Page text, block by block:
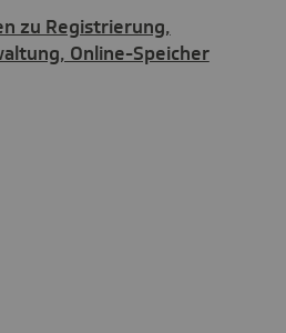
zu Registrierung,
Online-Speicher